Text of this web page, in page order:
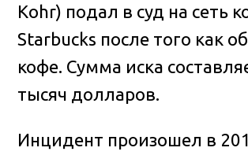
Kohr) подал в суд на сеть
Starbucks после того как
кофе. Сумма иска
тысяч долларов.
Инцидент произошел в